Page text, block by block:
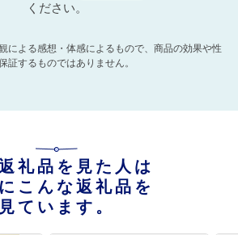
ください。
による感想・体感によるもので、商品の効果や性
証するものではありません。
礼品を見た人は
こんな返礼品を
見ています。